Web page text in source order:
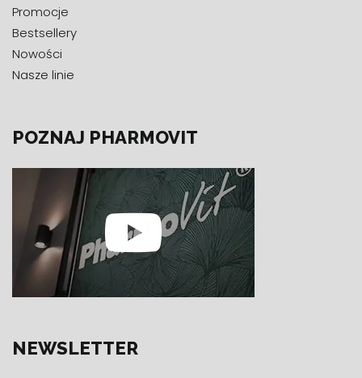
Promocje
Bestsellery
Nowości
Nasze linie
POZNAJ PHARMOVIT
NEWSLETTER